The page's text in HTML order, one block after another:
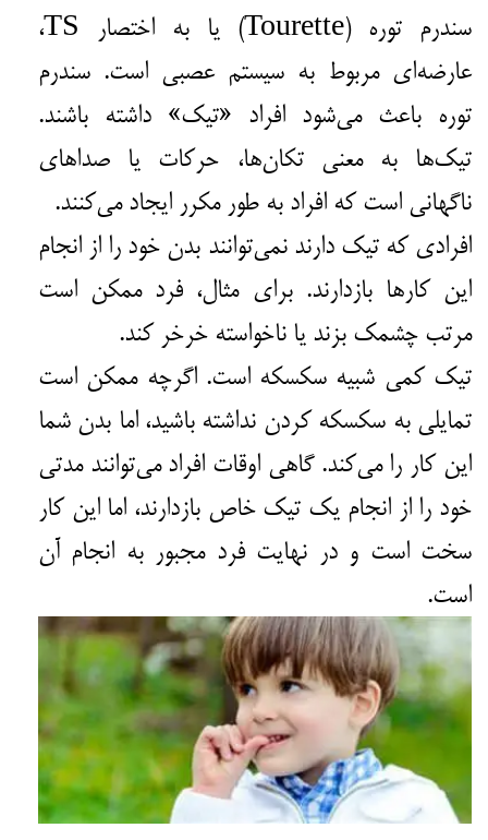
سندرم توره (Tourette) یا به اختصار TS،
عارضه‌ای مربوط به سیستم عصبی است. سندرم
توره باعث می‌شود افراد «تیک» داشته باشند.
تیک‌ها به معنی تکان‌ها، حرکات یا صداهای
ناگهانی است که افراد به طور مکرر ایجاد می‌کنند.
افرادی که تیک دارند نمی‌توانند بدن خود را از انجام
این کارها بازدارند. برای مثال، فرد ممکن است
مرتب چشمک بزند یا ناخواسته خرخر کند.
تیک کمی شبیه سکسکه است. اگرچه ممکن است
تمایلی به سکسکه کردن نداشته باشید، اما بدن شما
این کار را می‌کند. گاهی اوقات افراد می‌توانند مدتی
خود را از انجام یک تیک خاص بازدارند، اما این کار
سخت است و در نهایت فرد مجبور به انجام آن
است.